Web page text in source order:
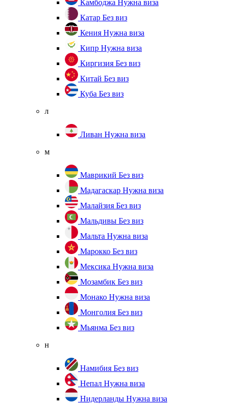
Камбоджа Нужна виза
Катар Без виз
Кения Нужна виза
Кипр Нужна виза
Киргизия Без виз
Китай Без виз
Куба Без виз
л
Ливан Нужна виза
м
Маврикий Без виз
Мадагаскар Нужна виза
Малайзия Без виз
Мальдивы Без виз
Мальта Нужна виза
Марокко Без виз
Мексика Нужна виза
Мозамбик Без виз
Монако Нужна виза
Монголия Без виз
Мьянма Без виз
н
Намибия Без виз
Непал Нужна виза
Нидерланды Нужна виза